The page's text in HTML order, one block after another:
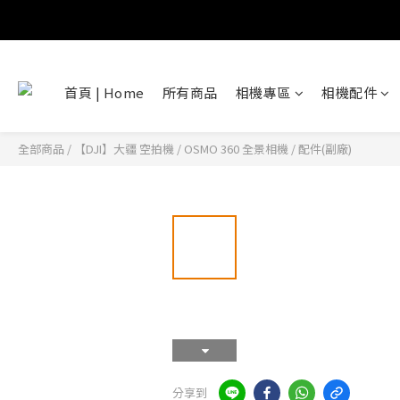
首頁 | Home 所有商品 相機專區 相機配件
全部商品 / 【DJI】大疆 空拍機 / OSMO 360 全景相機 /配件(副廠)
分享到